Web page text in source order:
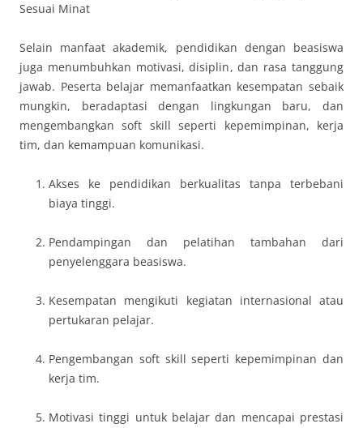
Sesuai Minat
Selain manfaat akademik, pendidikan dengan beasiswa
juga menumbuhkan motivasi, disiplin, dan rasa tanggung
jawab. Peserta belajar memanfaatkan kesempatan sebaik
mungkin, beradaptasi dengan lingkungan baru, dan
mengembangkan soft skill seperti kepemimpinan, kerja
tim, dan kemampuan komunikasi.
Akses ke pendidikan berkualitas tanpa terbebani
biaya tinggi.
Pendampingan dan pelatihan tambahan dari
penyelenggara beasiswa.
Kesempatan mengikuti kegiatan internasional atau
pertukaran pelajar.
Pengembangan soft skill seperti kepemimpinan dan
kerja tim.
Motivasi tinggi untuk belajar dan mencapai prestasi